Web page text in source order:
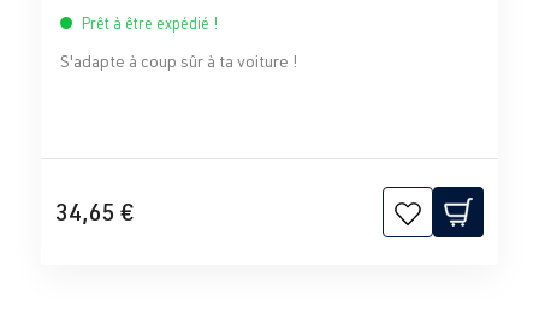
Prêt à être expédié !
S'adapte à coup sûr à ta voiture !
34,65 €